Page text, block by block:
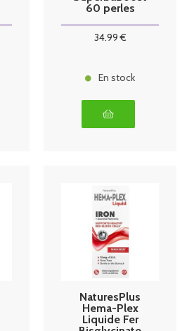
60 perles
34.99€
En stock
NaturesPlus
Hema-Plex
Liquide Fer